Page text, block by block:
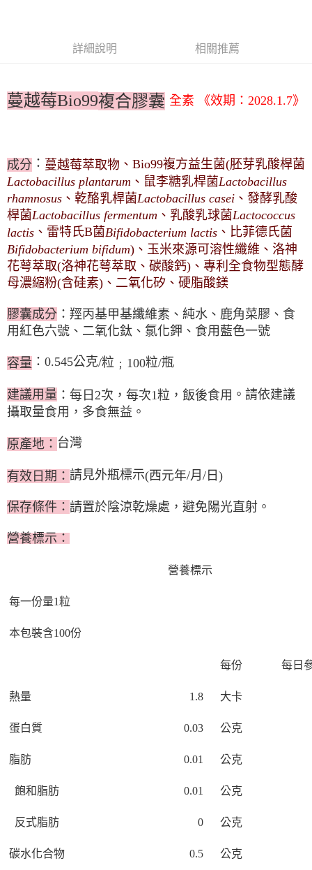
玉山商業銀行
星展（台灣）商業銀行
永豐商業銀行
玉山商業銀行
AFTEE先享後付
AFTEE先享後付是「在收到商品之後才付款」的支付方式。 讓您購物簡單
便利好安心！
１．簡單：不需註冊會員、不需綁卡、不需儲值。
２．便利：只要手機號碼，簡訊認證，即可結帳。
３．安心：先確認商品／服務後，再付款。
【「AFTEE先享後付」結帳流程】
１．於結帳方式選擇「AFTEE先享後付」後，將跳轉至「AFTEE先享後付」
結帳頁面，進行簡訊認證並確認金額後，即可完成結帳。
２．訂單成立數日內，您將收到繳費通知簡訊。
３．收到繳費通知簡訊後14天內，點擊此簡訊中的連結，可透過四大超商／
※ 請注意：結帳手續完成當下不需立刻繳費，但若您需要取消訂單，請聯絡
購買商品的店家。未經商家同意取消之訂單仍視為有效，需透過AFTEE先享
後付繳納相關費用。
是否繳費成功／繳費後需取消欲退款等相關疑問，請聯繫「AFTEE先享後付
客戶支援中心」https://netprotections.freshdesk.com/support/home
【注意事項】
１．透過由恩沛科技股份有限公司提供之「AFTEE先享後付」服務完成之交
易，需依本服務之必要範圍內提供個人資料，並將交易相關給付款項請求債
２．關於個人資料處理事宜，請瀏覽以下網址：
３．未成年的使用者請事先徵得法定代理人或監護人之同意方可使用
「AFTEE先享後付」，若未經同意申辦者引起之損失，本公司不負相關責
４．使用「AFTEE先享後付」時，將依據個別帳號之用戶狀況，依本公司即
請求用戶進行身份認證。
５．嚴禁一人註冊多個帳號或使用他人資訊註冊。若發現惡意使用之情形，
運送方式
宅配
每筆NT$150，滿NT$3,000(含以上)免運費
海外宅配 查看運費
詳細說明 相關推薦
蔓越莓Bio99複合膠囊 全素 《效期：2028.1.7》
成分 ： 蔓越莓萃取物 、 Bio99複方益生菌(胚芽乳酸桿菌
Lactobacillus plantarum 、鼠李糖乳桿菌Lactobacillus
rhamnosus 、乾酪乳桿菌Lactobacillus casei 、發酵乳酸
桿菌Lactobacillus fermentum 、乳酸乳球菌Lactococcus
lactis 、雷特氏B菌Bifidobacterium lactis 、比菲德氏菌
Bifidobacterium bifidum) 、 玉米來源可溶性纖維 、 洛神
花萼萃取(洛神花萼萃取、碳酸鈣) 、 專利全食物型態酵
母濃縮粉(含硅素) 、 二氧化矽 、 硬脂酸鎂
膠囊成分 ： 羥丙基甲基纖維素 、 純水 、 鹿角菜膠 、 食
用紅色六號 、 二氧化鈦 、 氯化鉀 、 食用藍色一號
容量 ：0.545公克/粒 ﹔100粒/瓶
建議用量 ：每日 2次，每次1粒，飯後食用 。請依建議
攝取量食用，多食無益。
原產地： 台灣
有效日期： 請見外瓶標示(西元年/月 / 日 )
保存條件： 請置於陰涼乾燥處 ， 避免陽光直射 。
營養標示 ：
營養標示
每一份量1粒
本包裝含100份
每份 每日
熱量 1.8 大卡
蛋白質 0.03 公克
脂肪 0.01 公克
飽和脂肪 0.01 公克
反式脂肪 0 公克
碳水化合物 0.5 公克